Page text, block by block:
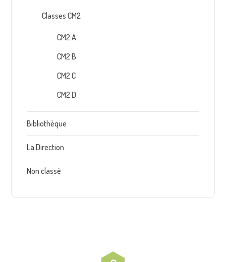
Classes CM2
CM2 A
CM2 B
CM2 C
CM2 D
Bibliothèque
La Direction
Non classé